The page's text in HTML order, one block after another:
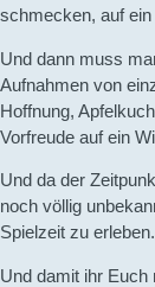
schmecken, auf
Und dann muss
Aufnahmen von
Hoffnung,
Vorfreude auf ein
Und da der
noch völlig
Spielzeit zu erleben.
Und damit ihr Euch